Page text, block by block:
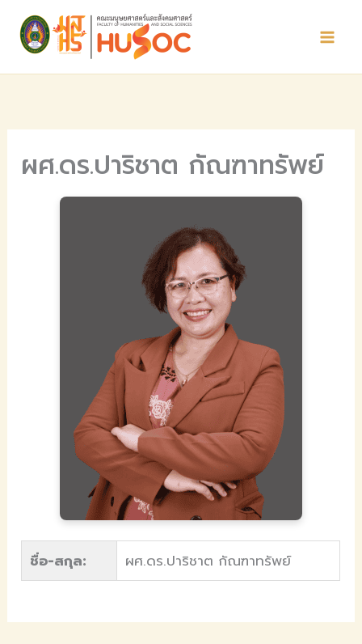
content
ผศ.ดร.ปาริชาต กัณฑาทรัพย์
ชื่อ-สกุล: ผศ.ดร.ปาริชาต กัณฑาทรัพย์